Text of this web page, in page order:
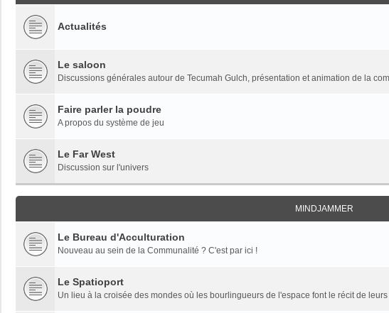
Actualités
Le saloon
Discussions générales autour de Tecumah Gulch, présentation et animation de la
Faire parler la poudre
A propos du système de jeu
Le Far West
Discussion sur l'univers
MINDJAMMER
Le Bureau d'Acculturation
Nouveau au sein de la Communalité ? C'est par ici !
Le Spatioport
Un lieu à la croisée des mondes où les bourlingueurs de l'espace font le récit de